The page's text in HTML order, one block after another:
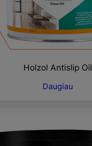
Holzol Antislip Oil
Daugiau